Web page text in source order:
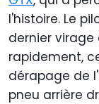
l'histoire. Le
dernier
rapidement,
dérapage de
pneu arrière